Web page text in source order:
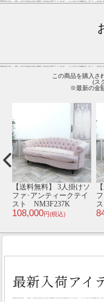
この商品を購入さ
(ス
※最新の金
【送料無料】 2人掛けソ
ファ･アンティークテイ
スト NM2P105K
84,800円(税込)